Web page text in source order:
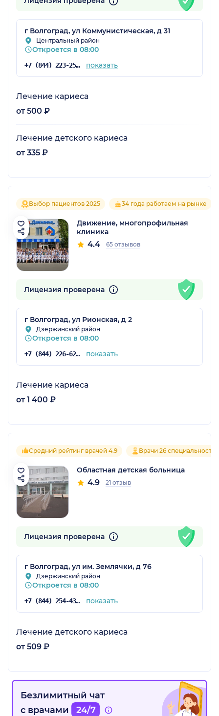
г Волгоград, ул Коммунистическая, д 31
Центральный район
Откроется в 08:00
+7 (844) 223-25-18 показать
Лечение кариеса
от 500 ₽
Лечение детского кариеса
от 335 ₽
Выбор пациентов 2025 34 года работаем на рынке
Движение, многопрофильная
клиника
4.4 65 отзывов
Лицензия проверена
г Волгоград, ул Рионская, д 2
Дзержинский район
Откроется в 08:00
+7 (844) 226-62-66 показать
Лечение кариеса
от 1 400 ₽
Средний рейтинг врачей 4.9 Врачи 26 специальностей
Областная детская больница
4.9 21 отзыв
Лицензия проверена
г Волгоград, ул им. Землячки, д 76
Дзержинский район
Откроется в 08:00
+7 (844) 254-43-02 показать
Лечение детского кариеса
от 509 ₽
Безлимитный чат
с врачами
24/7